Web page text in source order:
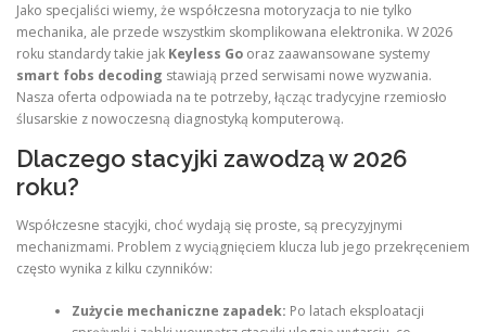
Jako specjaliści wiemy, że współczesna motoryzacja to nie tylko
mechanika, ale przede wszystkim skomplikowana elektronika. W 2026
roku standardy takie jak Keyless Go oraz zaawansowane systemy
smart fobs decoding stawiają przed serwisami nowe wyzwania.
Nasza oferta odpowiada na te potrzeby, łącząc tradycyjne rzemiosło
ślusarskie z nowoczesną diagnostyką komputerową.
Dlaczego stacyjki zawodzą w 2026
roku?
Współczesne stacyjki, choć wydają się proste, są precyzyjnymi
mechanizmami. Problem z wyciągnięciem klucza lub jego przekręceniem
często wynika z kilku czynników:
Zużycie mechaniczne zapadek: Po latach eksploatacji